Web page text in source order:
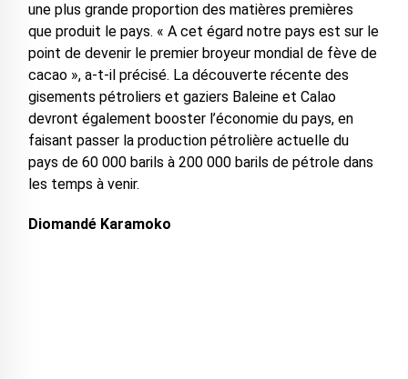
une plus grande proportion des matières premières
que produit le pays. « A cet égard notre pays est sur le
point de devenir le premier broyeur mondial de fève de
cacao », a-t-il précisé. La découverte récente des
gisements pétroliers et gaziers Baleine et Calao
devront également booster l’économie du pays, en
faisant passer la production pétrolière actuelle du
pays de 60 000 barils à 200 000 barils de pétrole dans
les temps à venir.
Diomandé Karamoko